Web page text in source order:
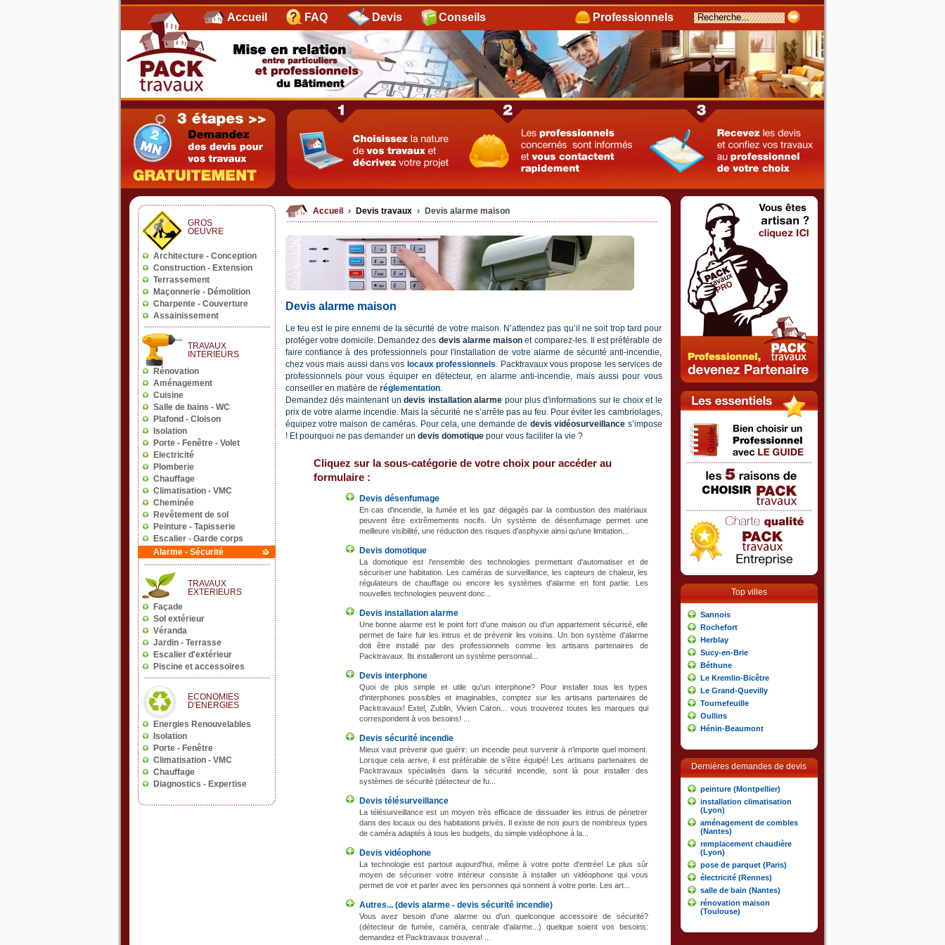
Accueil FAQ Devis Conseils Professionnels
Accueil › Devis travaux › Devis alarme maison
Devis alarme maison
Le feu est le pire ennemi de la sécurité de votre maison. N’attendez pas qu’il ne soit trop tard pour
protéger votre domicile. Demandez des devis alarme maison et comparez-les. Il est préférable de
faire confiance à des professionnels pour l'installation de votre alarme de sécurité anti-incendie,
chez vous mais aussi dans vos locaux professionnels . Packtravaux vous propose les services de
professionnels pour vous équiper en détecteur, en alarme anti-incendie, mais aussi pour vous
conseiller en matière de réglementation.
Demandez dès maintenant undevis installation alarme pour plus d'informations sur le choix et le
prix de votre alarme incendie. Mais la sécurité ne s’arrête pas au feu. Pour éviter les cambriolages,
équipez votre maison de caméras. Pour cela, une demande de devis vidéosurveillance s’impose
! Et pourquoi ne pas demander un devis domotiquepour vous faciliter la vie ?
Cliquez sur la sous-catégorie de votre choix pour accéder au
formulaire :
Devis désenfumage
En cas d'incendie, la fumée et les gaz dégagés par la combustion des matériaux
peuvent être extrêmements nocifs. Un système de désenfumage permet une
meilleure visibilité, une réduction des risques d'asphyxie ainsi qu'une limitation...
Devis domotique
La domotique est l'ensemble des technologies permettant d'automatiser et de
sécuriser une habitation. Les caméras de surveillance, les capteurs de chaleur, les
régulateurs de chauffage ou encore les systèmes d'alarme en font partie. Les
nouvelles technologies peuvent donc...
Devis installation alarme
Une bonne alarme est le point fort d'une maison ou d'un appartement sécurisé, elle
permet de faire fuir les intrus et de prévenir les voisins. Un bon système d'alarme
doit être installé par des professionnels comme les artisans partenaires de
Packtravaux. Ils installeront un système personnal...
Devis interphone
Quoi de plus simple et utile qu'un interphone? Pour installer tous les types
d'interphones possibles et imaginables, comptez sur les artisans partenaires de
Packtravaux! Extel, Zublin, Vivien Caron... vous trouverez toutes les marques qui
correspondent à vos besoins! ...
Devis sécurité incendie
Mieux vaut prévenir que guérir: un incendie peut survenir à n'importe quel moment.
Lorsque cela arrive, il est préférable de s'être équipé! Les artisans partenaires de
Packtravaux spécialisés dans la sécurité incendie, sont là pour installer des
systèmes de sécurité (détecteur de fu...
Devis télésurveillance
La télésurveillance est un moyen très efficace de dissuader les intrus de pénetrer
dans des locaux ou des habitations privés. Il existe de nos jours de nombreux types
de caméra adaptés à tous les budgets, du simple vidéophone à la...
Devis vidéophone
La technologie est partout aujourd'hui, même à votre porte d'entrée! Le plus sûr
moyen de sécuriser votre intérieur consiste à installer un vidéophone qui vous
permet de voir et parler avec les personnes qui sonnent à votre porte. Les art...
Autres... (devis alarme - devis sécurité incendie)
Vous avez besoin d'une alarme ou d'un quelconque accessoire de sécurité?
(détecteur de fumée, caméra, centrale d'alarme...) quelque soient vos besoins:
demandez et Packtravaux trouvera! ...
Top villes
Sannois
Rochefort
Herblay
Sucy-en-Brie
Béthune
Le Kremlin-Bicêtre
Le Grand-Quevilly
Tournefeuille
Oullins
Hénin-Beaumont
Dernières demandes de devis
peinture (Montpellier)
installation climatisation
(Lyon)
aménagement de combles
(Nantes)
remplacement chaudière
(Lyon)
pose de parquet (Paris)
électricité (Rennes)
salle de bain (Nantes)
rénovation maison
(Toulouse)